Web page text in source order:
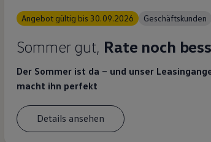
Angebot gültig bis 30.09.2026 Geschäftskunden
Sommer gut, Rate noch
Der Sommer ist da – und unser
macht ihn perfekt
Details ansehen